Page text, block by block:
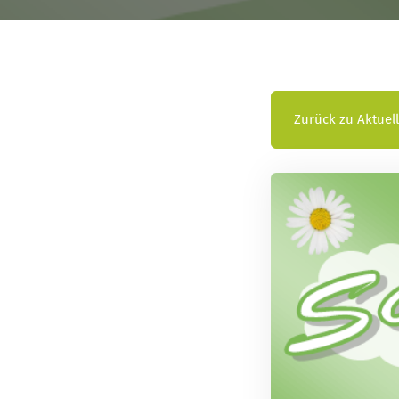
Zurück zu